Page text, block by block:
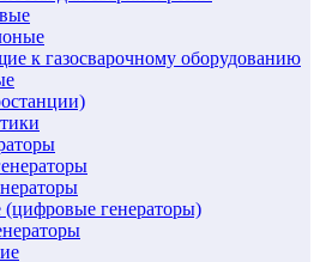
к газосварочному оборудованию
генераторы)